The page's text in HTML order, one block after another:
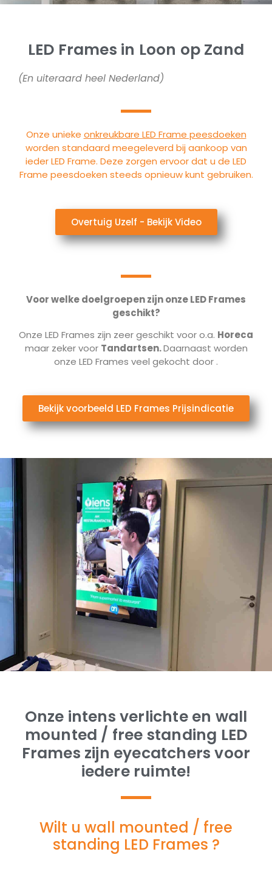
LED Frames in Loon op Zand
(En uiteraard heel Nederland)
Onze unieke onkreukbare LED Frame peesdoeken
worden standaard meegeleverd bij aankoop van
ieder LED Frame. Deze zorgen ervoor dat u de LED
Frame peesdoeken steeds opnieuw kunt gebruiken.
Overtuig Uzelf - Bekijk Video
Voor welke doelgroepen zijn onze LED Frames
geschikt?
Onze LED Frames zijn zeer geschikt voor o.a. Horeca
maar zeker voor Tandartsen.Daarnaast worden
onze LED Frames veel gekocht door .
Bekijk voorbeeld LED Frames Prijsindicatie
Onze intens verlichte en wall
mounted / free standing LED
Frames zijn eyecatchers voor
iedere ruimte!
Wilt u wall mounted / free
standing LED Frames ?